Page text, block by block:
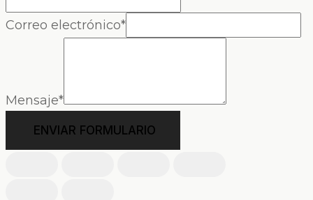
Correo electrónico*
Mensaje*
ENVIAR FORMULARIO